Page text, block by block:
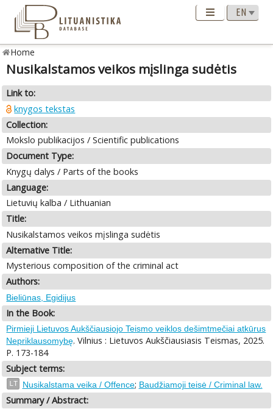
Home
Nusikalstamos veikos mįslinga sudėtis
Link to:
knygos tekstas
Collection:
Mokslo publikacijos / Scientific publications
Document Type:
Knygų dalys / Parts of the books
Language:
Lietuvių kalba / Lithuanian
Title:
Nusikalstamos veikos mįslinga sudėtis
Alternative Title:
Mysterious composition of the criminal act
Authors:
Bieliūnas, Egidijus
In the Book:
Pirmieji Lietuvos Aukščiausiojo Teismo veiklos dešimtmečiai atkūrus
Nepriklausomybę. Vilnius : Lietuvos Aukščiausiasis Teismas, 2025.
P. 173-184
Subject terms:
LT Nusikalstama veika / Offence; Baudžiamoji teisė / Criminal law.
Summary / Abstract: